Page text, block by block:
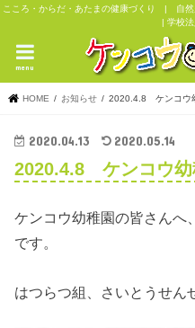
こころ・からだ・あたまの健康づくり | 自然
| 学校
menu
HOME お知らせ 2020.4.8 ケンコウ
2020.04.13 2020.05.14
2020.4.8 ケンコウ幼
ケンコウ幼稚園の皆さんへ
です。
はつらつ組、さいとうせん